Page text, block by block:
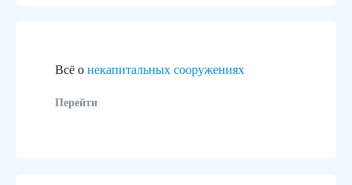
Всё о некапитальных сооружениях
Перейти